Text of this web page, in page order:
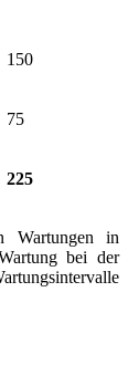
150
75
225
Wartungen in
bei der